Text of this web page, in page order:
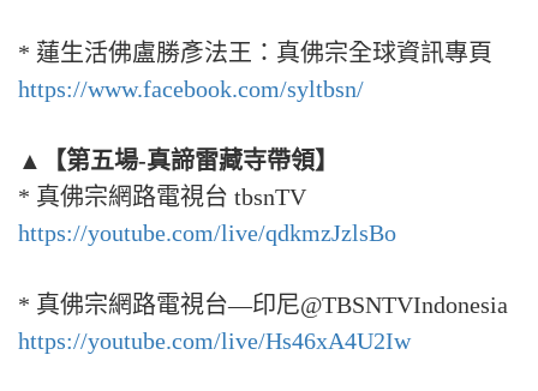
* 蓮生活佛盧勝彥法王：真佛宗全球資訊專頁
https://www.facebook.com/syltbsn/
▲【第五場-真諦雷藏寺帶領】
* 真佛宗網路電視台 tbsnTV
https://youtube.com/live/qdkmzJzlsBo
* 真佛宗網路電視台—印尼@TBSNTVIndonesia
https://youtube.com/live/Hs46xA4U2Iw